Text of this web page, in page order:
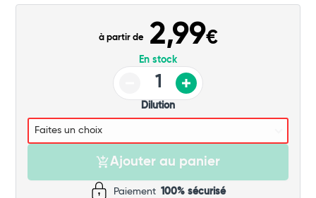
à partir de 2,99€
En stock
Dilution
Ajouter au panier
Paiement 100% sécurisé